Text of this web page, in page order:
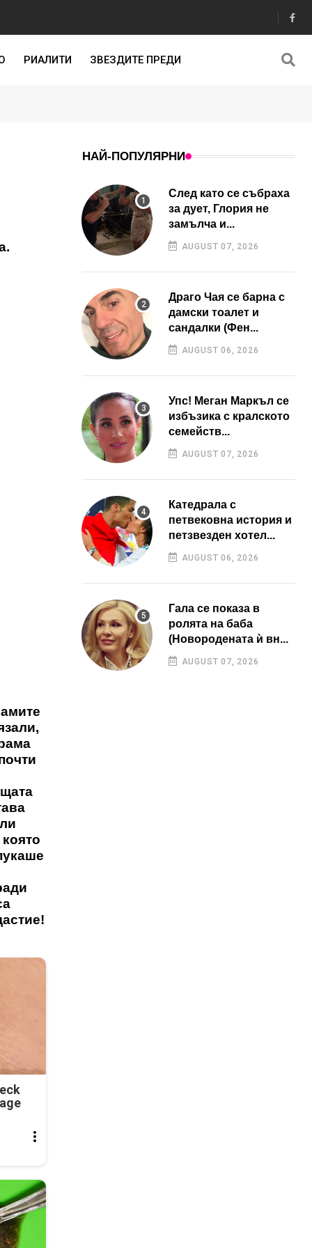
РИАЛИТИ ЗВЕЗДИТЕ ПРЕДИ
НАЙ-ПОПУЛЯРНИ
След като се събраха
за дует, Глория не
замълча и...
AUGUST 07, 2026
Драго Чая се барна с
дамски тоалет и
сандалки (Фен...
AUGUST 06, 2026
Упс! Меган Маркъл се
избъзика с кралското
семейств...
AUGUST 07, 2026
Катедрала с
петвековна история и
петзвезден хотел...
AUGUST 06, 2026
Гала се показа в
ролята на баба
(Новородената ѝ вн...
AUGUST 07, 2026